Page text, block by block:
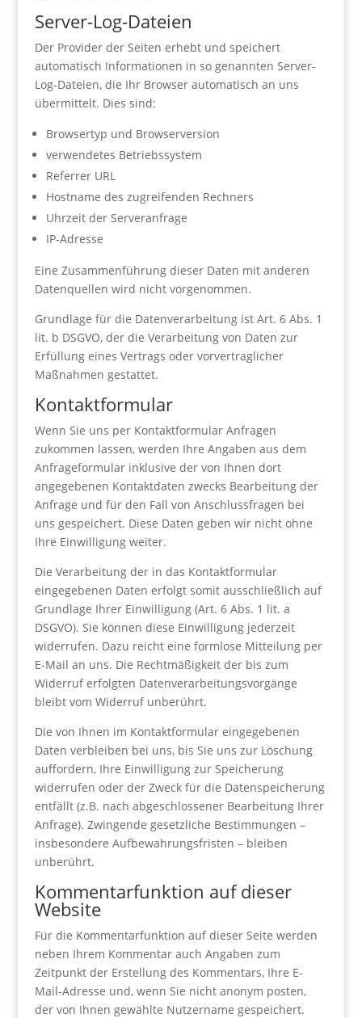
Server-Log-Dateien
Der Provider der Seiten erhebt und speichert
automatisch Informationen in so genannten Server-
Log-Dateien, die Ihr Browser automatisch an uns
übermittelt. Dies sind:
Browsertyp und Browserversion
verwendetes Betriebssystem
Referrer URL
Hostname des zugreifenden Rechners
Uhrzeit der Serveranfrage
IP-Adresse
Eine Zusammenführung dieser Daten mit anderen
Datenquellen wird nicht vorgenommen.
Grundlage für die Datenverarbeitung ist Art. 6 Abs. 1
lit. b DSGVO, der die Verarbeitung von Daten zur
Erfüllung eines Vertrags oder vorvertraglicher
Maßnahmen gestattet.
Kontaktformular
Wenn Sie uns per Kontaktformular Anfragen
zukommen lassen, werden Ihre Angaben aus dem
Anfrageformular inklusive der von Ihnen dort
angegebenen Kontaktdaten zwecks Bearbeitung der
Anfrage und für den Fall von Anschlussfragen bei
uns gespeichert. Diese Daten geben wir nicht ohne
Ihre Einwilligung weiter.
Die Verarbeitung der in das Kontaktformular
eingegebenen Daten erfolgt somit ausschließlich auf
Grundlage Ihrer Einwilligung (Art. 6 Abs. 1 lit. a
DSGVO). Sie können diese Einwilligung jederzeit
widerrufen. Dazu reicht eine formlose Mitteilung per
E-Mail an uns. Die Rechtmäßigkeit der bis zum
Widerruf erfolgten Datenverarbeitungsvorgänge
bleibt vom Widerruf unberührt.
Die von Ihnen im Kontaktformular eingegebenen
Daten verbleiben bei uns, bis Sie uns zur Löschung
auffordern, Ihre Einwilligung zur Speicherung
widerrufen oder der Zweck für die Datenspeicherung
entfällt (z.B. nach abgeschlossener Bearbeitung Ihrer
Anfrage). Zwingende gesetzliche Bestimmungen –
insbesondere Aufbewahrungsfristen – bleiben
unberührt.
Kommentarfunktion auf dieser
Website
Für die Kommentarfunktion auf dieser Seite werden
neben Ihrem Kommentar auch Angaben zum
Zeitpunkt der Erstellung des Kommentars, Ihre E-
Mail-Adresse und, wenn Sie nicht anonym posten,
der von Ihnen gewählte Nutzername gespeichert.